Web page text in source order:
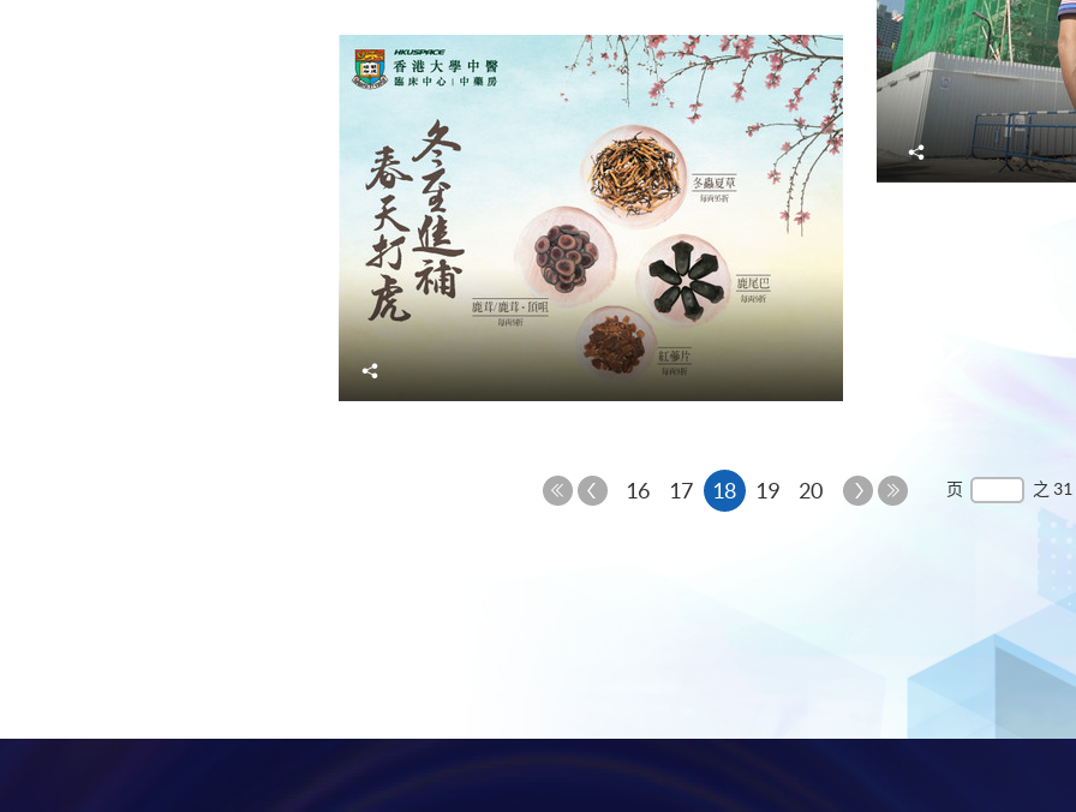
上
16 17 18本 19 20
下
页 之 31